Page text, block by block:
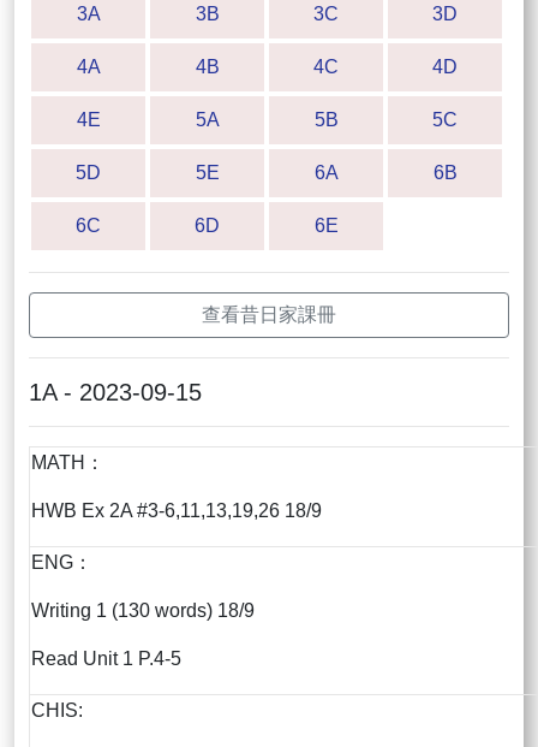
3A 3B 3C 3D
4A 4B 4C 4D
4E 5A 5B 5C
5D 5E 6A 6B
6C 6D 6E
查看昔日家課冊
1A - 2023-09-15
MATH：
HWB Ex 2A #3-6,11,13,19,26 18/9
ENG：
Writing 1 (130 words) 18/9
Read Unit 1 P.4-5
CHIS: